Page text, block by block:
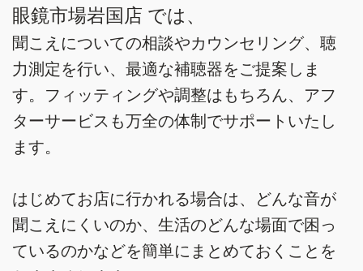
眼鏡市場岩国店 では、
聞こえについての相談やカウンセリング、聴
力測定を行い、最適な補聴器をご提案しま
す。フィッティングや調整はもちろん、アフ
ターサービスも万全の体制でサポートいたし
ます。
はじめてお店に行かれる場合は、どんな音が
聞こえにくいのか、生活のどんな場面で困っ
ているのかなどを簡単にまとめておくことを